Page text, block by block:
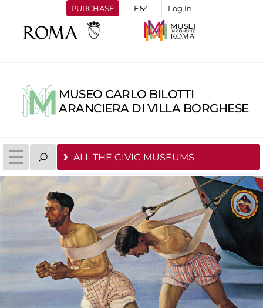
PURCHASE Log In
MUSEO CARLO BILOTTI
ARANCIERA DI VILLA BORGHESE
ALL THE CIVIC MUSEUMS